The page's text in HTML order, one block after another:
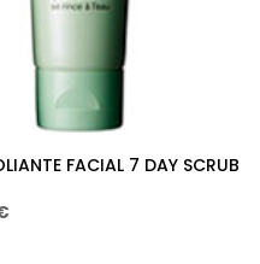
FACIAL 7 DAY SCRUB
El